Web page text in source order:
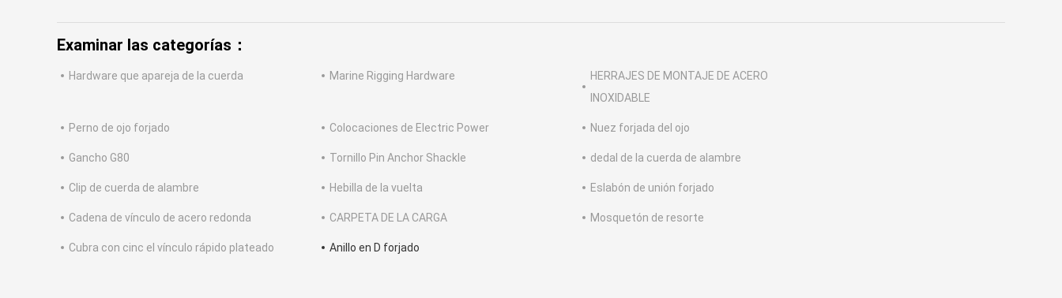
Examinar las categorías：
Hardware que apareja de la cuerda Marine Rigging Hardware
HERRAJES DE MONTAJE DE ACERO
INOXIDABLE
Perno de ojo forjado Colocaciones de Electric Power Nuez forjada del ojo
Gancho G80 Tornillo Pin Anchor Shackle dedal de la cuerda de alambre
Clip de cuerda de alambre Hebilla de la vuelta Eslabón de unión forjado
Cadena de vínculo de acero redonda CARPETA DE LA CARGA Mosquetón de resorte
Cubra con cinc el vínculo rápido plateado Anillo en D forjado